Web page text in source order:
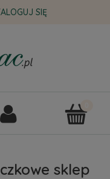
SIĘ
sklep